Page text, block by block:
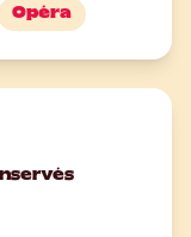
Opéra